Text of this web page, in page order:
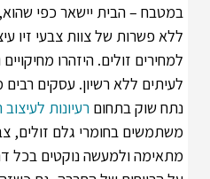
במטבח – הבית יישאר כפי
ללא פשרות של צוות צבעי זיו
למחירים זולים. היזהרו
לעיתים ללא רשיון. עסקים
נתח שוק בתחום רעיונות
משתמשים בחומרי גלם זולים,
מתאימה ולמעשה נוקטים בכל